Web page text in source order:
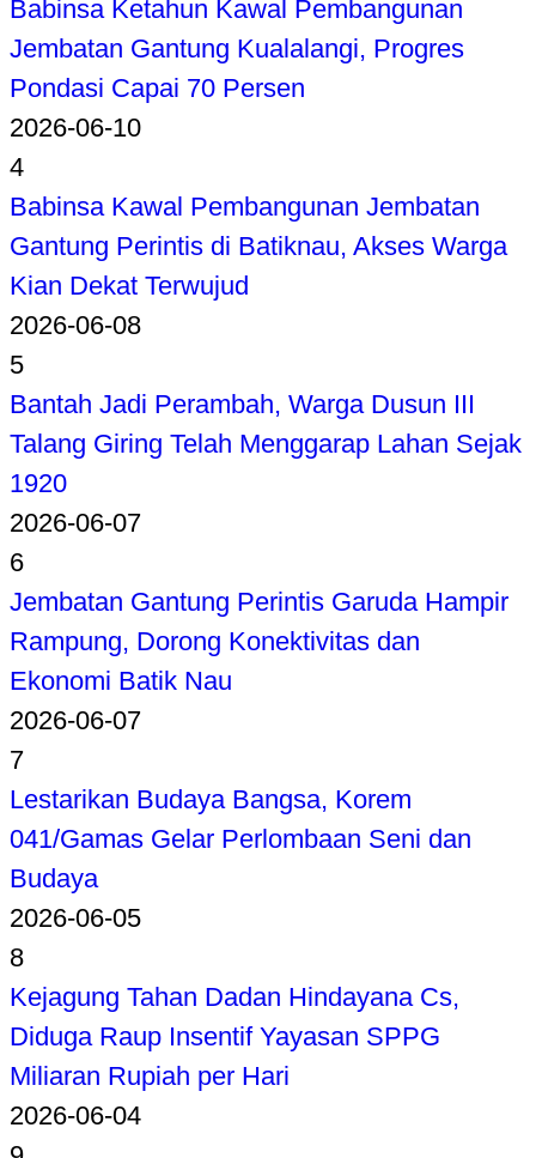
Babinsa Ketahun Kawal Pembangunan
Jembatan Gantung Kualalangi, Progres
Pondasi Capai 70 Persen
2026-06-10
4
Babinsa Kawal Pembangunan Jembatan
Gantung Perintis di Batiknau, Akses Warga
Kian Dekat Terwujud
2026-06-08
5
Bantah Jadi Perambah, Warga Dusun III
Talang Giring Telah Menggarap Lahan Sejak
1920
2026-06-07
6
Jembatan Gantung Perintis Garuda Hampir
Rampung, Dorong Konektivitas dan
Ekonomi Batik Nau
2026-06-07
7
Lestarikan Budaya Bangsa, Korem
041/Gamas Gelar Perlombaan Seni dan
Budaya
2026-06-05
8
Kejagung Tahan Dadan Hindayana Cs,
Diduga Raup Insentif Yayasan SPPG
Miliaran Rupiah per Hari
2026-06-04